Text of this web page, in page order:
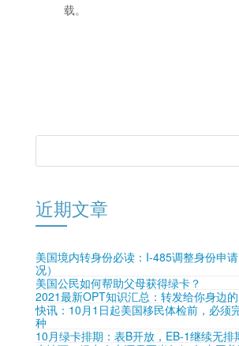
载。
近期文章
美国境内转身份必读：I-485调整身份申
况）
美国公民如何帮助父母获得绿卡？
2021最新OPT知识汇总：转发给你身边的
快讯：10月1日起美国移民体检前，必须
种
10月绿卡排期：表B开放，EB-1继续无排